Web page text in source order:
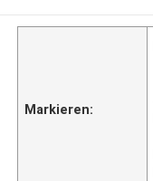
Markieren: